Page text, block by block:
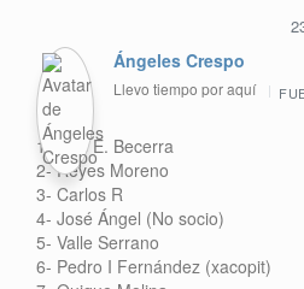
Ángeles Crespo
Llevo tiempo por aquí
1- Luis E. Becerra
2- Reyes Moreno
3- Carlos R
4- José Ángel (No socio)
5- Valle Serrano
6- Pedro I Fernández (xacopit)